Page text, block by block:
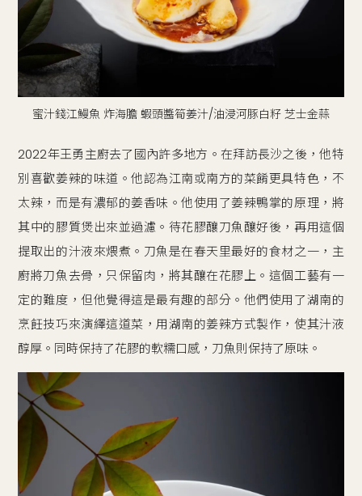
蜜汁錢江鰻魚 炸海膽 蝦頭醬筍姜汁/油浸河豚白籽 芝士金蒜
2022年王勇主廚去了國內許多地方。在拜訪長沙之後，他特
別喜歡姜辣的味道。他認為江南或南方的菜餚更具特色，不
太辣，而是有濃郁的姜香味。他使用了姜辣鴨掌的原理，將
其中的膠質煲出來並過濾。待花膠釀刀魚釀好後，再用這個
提取出的汁液來煨煮。刀魚是在春天里最好的食材之一，主
廚將刀魚去骨，只保留肉，將其釀在花膠上。這個工藝有一
定的難度，但他覺得這是最有趣的部分。他們使用了湖南的
烹飪技巧來演繹這道菜，用湖南的姜辣方式製作，使其汁液
醇厚。同時保持了花膠的軟糯口感，刀魚則保持了原味。